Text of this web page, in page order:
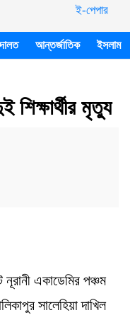
ই-পেপার
আন্তর্জাতিক ইসলাম
শিক্ষার্থীর মৃত্যু
নূরানী একাডেমির পঞ্চম
সালেহিয়া দাখিল